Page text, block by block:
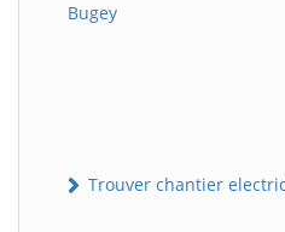
Bugey
Trouver chantier